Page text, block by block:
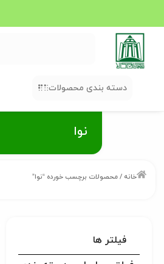
دسته بندی محصولات
نوا
خانه / محصولات برچسب خورده “نوا”
فیلتر ها